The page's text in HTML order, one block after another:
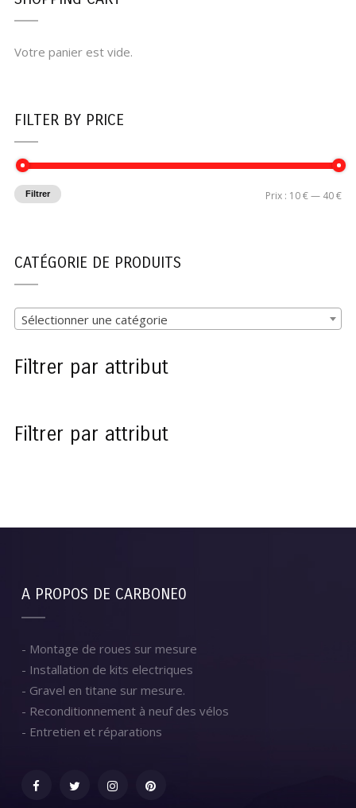
Votre panier est vide.
FILTER BY PRICE
Filtrer Prix : 10 €— 40 €
CATÉGORIE DE PRODUITS
Sélectionner une catégorie
Filtrer par attribut
Filtrer par attribut
A PROPOS DE CARBONE0
- Montage de roues sur mesure
- Installation de kits electriques
- Gravel en titane sur mesure.
- Reconditionnement à neuf des vélos
- Entretien et réparations